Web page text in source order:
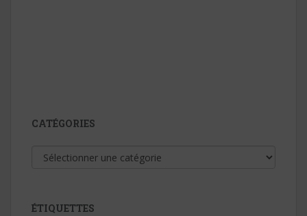
CATÉGORIES
Catégories
ÉTIQUETTES